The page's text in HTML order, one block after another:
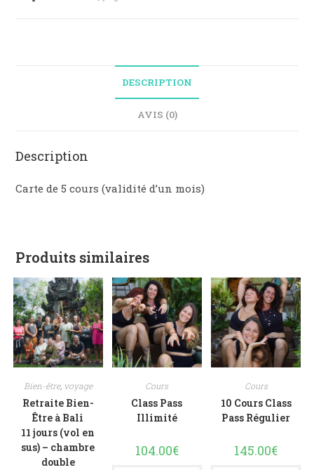
DESCRIPTION
AVIS (0)
Description
Carte de 5 cours (validité d’un mois)
Produits similaires
Bien-être, voyage
Retraite Bien-
Être à Bali
11 jours (vol en
sus) – chambre
double
Cours
Class Pass
Illimité
104.00€
Cours
10 Cours Class
Pass Régulier
145.00€